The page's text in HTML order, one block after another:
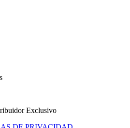
Exclusivo